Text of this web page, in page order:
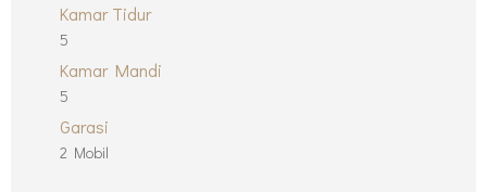
Kamar Tidur
5
Kamar Mandi
5
Garasi
2 Mobil